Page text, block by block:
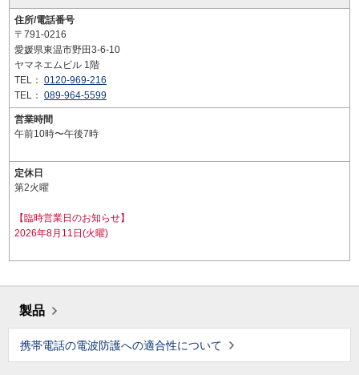
住所/電話番号
〒791-0216
愛媛県東温市野田3-6-10
ヤマネエムビル 1階
TEL： 0120-969-216
TEL： 089-964-5599
営業時間
午前10時〜午後7時
定休日
第2火曜
【臨時営業日のお知らせ】
2026年8月11日(火曜)
製品
携帯電話の電波防護への適合性について